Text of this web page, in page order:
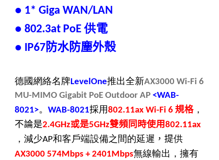
● 1* Giga WAN/LAN
● 802.3at PoE供電
● IP67防水防塵外殼
德國網絡名牌LevelOne推出全新AX3000 Wi-Fi 6
MU-MIMO Gigabit PoE Outdoor AP <WAB-
8021>。 WAB-8021採用802.11ax Wi-Fi 6 規格 ，
不論是2.4GHz或是5GHz雙頻同時使用802.11ax
，減少AP和客戶端設備之間的延遲 ，提供
AX3000 574Mbps + 2401Mbps無線輸出，擁有